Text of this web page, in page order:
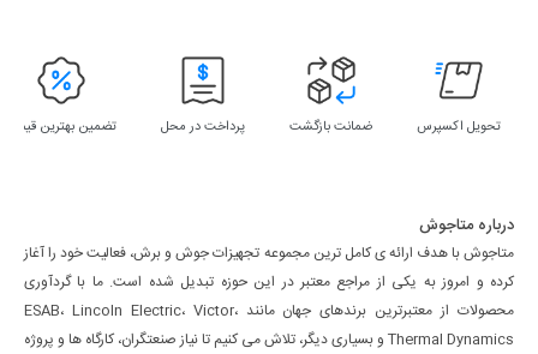
تحویل اکسپرس ضمانت بازگشت پرداخت در محل تضمین بهترین قیمت
درباره متاجوش
متاجوش با هدف ارائه ی کامل ترین مجموعه تجهیزات جوش و برش، فعالیت خود را آغاز
کرده و امروز به یکی از مراجع معتبر در این حوزه تبدیل شده است. ما با گردآوری
محصولات از معتبرترین برندهای جهان مانند ESAB، Lincoln Electric، Victor،
Thermal Dynamics و بسیاری دیگر، تلاش می کنیم تا نیاز صنعتگران، کارگاه ها و پروژه